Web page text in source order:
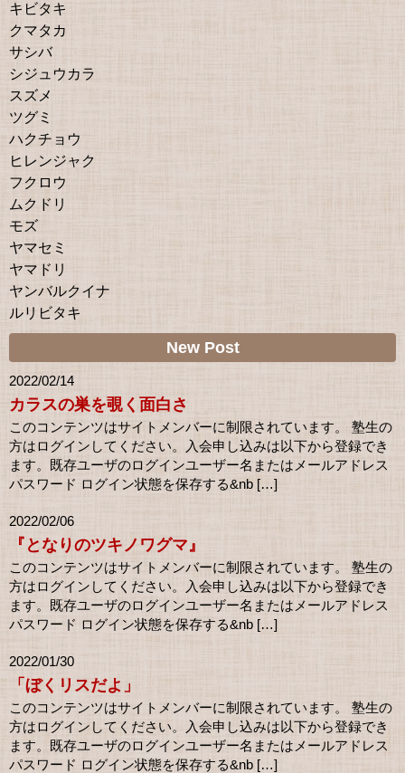
キビタキ
クマタカ
サシバ
シジュウカラ
スズメ
ツグミ
ハクチョウ
ヒレンジャク
フクロウ
ムクドリ
モズ
ヤマセミ
ヤマドリ
ヤンバルクイナ
ルリビタキ
New Post
2022/02/14
カラスの巣を覗く面白さ
このコンテンツはサイトメンバーに制限されています。 塾生の
方はログインしてください。入会申し込みは以下から登録でき
ます。既存ユーザのログインユーザー名またはメールアドレス
パスワード ログイン状態を保存する&nb […]
2022/02/06
『となりのツキノワグマ』
このコンテンツはサイトメンバーに制限されています。 塾生の
方はログインしてください。入会申し込みは以下から登録でき
ます。既存ユーザのログインユーザー名またはメールアドレス
パスワード ログイン状態を保存する&nb […]
2022/01/30
「ぼくリスだよ」
このコンテンツはサイトメンバーに制限されています。 塾生の
方はログインしてください。入会申し込みは以下から登録でき
ます。既存ユーザのログインユーザー名またはメールアドレス
パスワード ログイン状態を保存する&nb […]